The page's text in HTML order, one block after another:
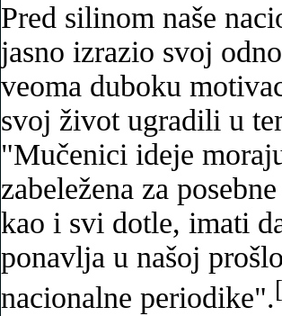
Pred silinom naše
jasno izrazio svoj
veoma duboku
svoj život ugradili u
"Mučenici ideje
zabeležena za
kao i svi dotle, imati
ponavlja u našoj
nacionalne periodike".